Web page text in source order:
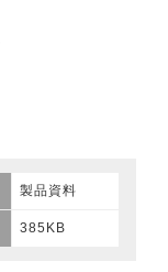
製品資料
385KB